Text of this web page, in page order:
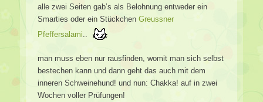
alle zwei Seiten gab’s als Belohnung entweder ein
Smarties oder ein Stückchen Greussner
Pfeffersalami..
man muss eben nur rausfinden, womit man sich selbst
bestechen kann und dann geht das auch mit dem
inneren Schweinehund! und nun: Chakka! auf in zwei
Wochen voller Prüfungen!